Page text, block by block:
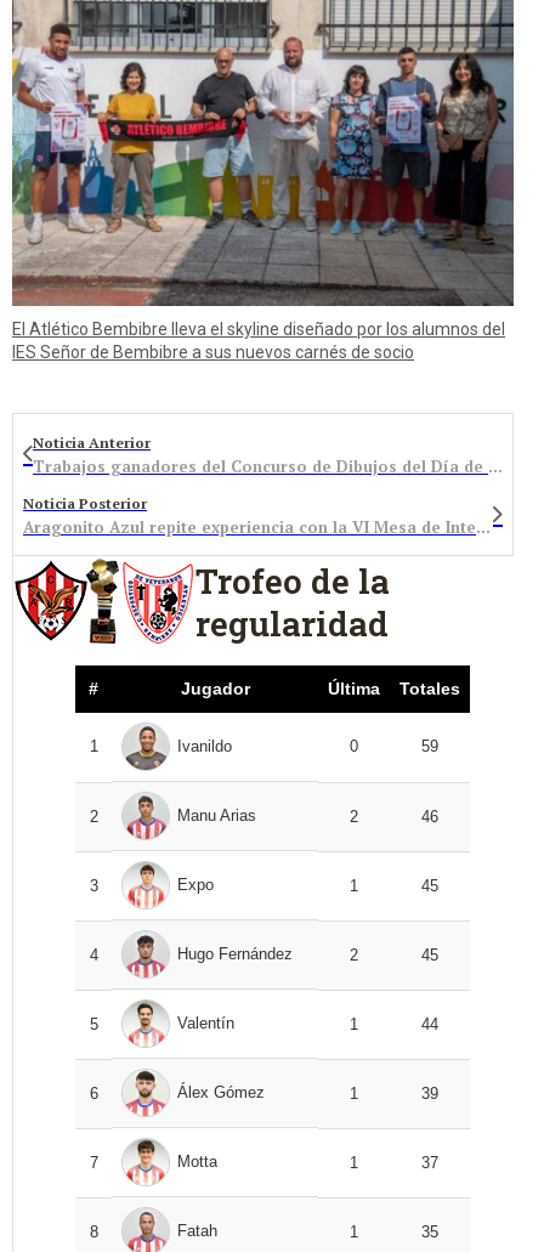
El Atlético Bembibre lleva el skyline diseñado por los alumnos del
IES Señor de Bembibre a sus nuevos carnés de socio
Noticia Anterior
Trabajos ganadores del Concurso de Dibujos del Día de la Mujer
Noticia Posterior
Aragonito Azul repite experiencia con la VI Mesa de Intercambio de Minerales
Trofeo de la
regularidad
# Jugador Última Totales
1 Ivanildo 0 59
2 Manu Arias 2 46
3 Expo 1 45
4 Hugo Fernández 2 45
5 Valentín 1 44
6 Álex Gómez 1 39
7 Motta 1 37
8 Fatah 1 35